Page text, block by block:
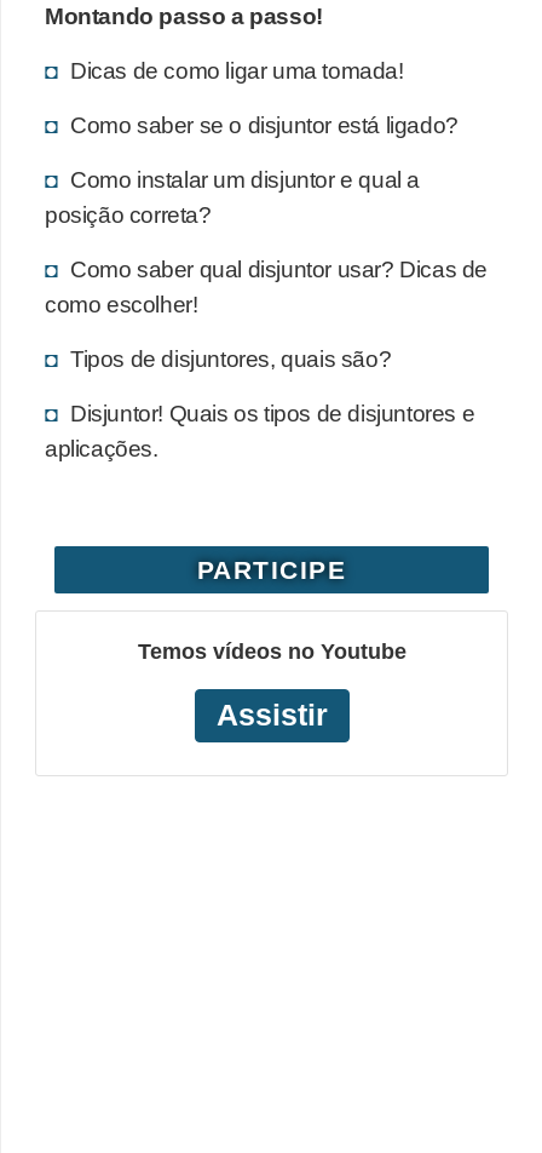
Montando passo a passo!
Dicas de como ligar uma tomada!
Como saber se o disjuntor está ligado?
Como instalar um disjuntor e qual a
posição correta?
Como saber qual disjuntor usar? Dicas de
como escolher!
Tipos de disjuntores, quais são?
Disjuntor! Quais os tipos de disjuntores e
aplicações.
PARTICIPE
Temos vídeos no Youtube
Assistir